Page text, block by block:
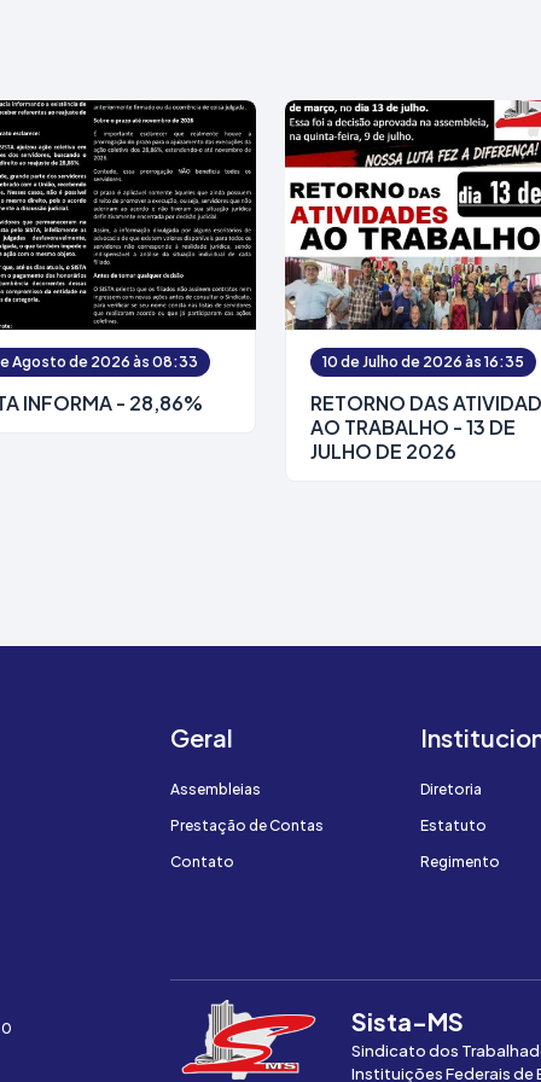
Agosto de 2026 às 08:33
INFORMA - 28,86%
10 de Julho de 2026 às 16:35
RETORNO DAS
AO TRABALHO - 13 DE
JULHO DE 2026
Geral
Assembleias
Prestação de Contas
Contato
Diretoria
Estatuto
Regimento
Sista-MS
Sindicato dos
Instituições Federais de